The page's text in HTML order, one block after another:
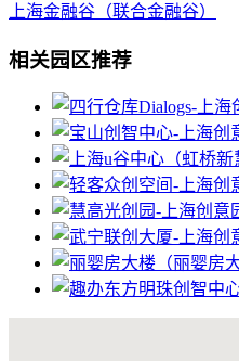
上海金融谷（联合金融谷）
相关园区推荐